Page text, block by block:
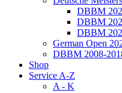
DBBM
DBBM
DBBM
German Open
DBBM 2008-
Shop
Service A-Z
A - K